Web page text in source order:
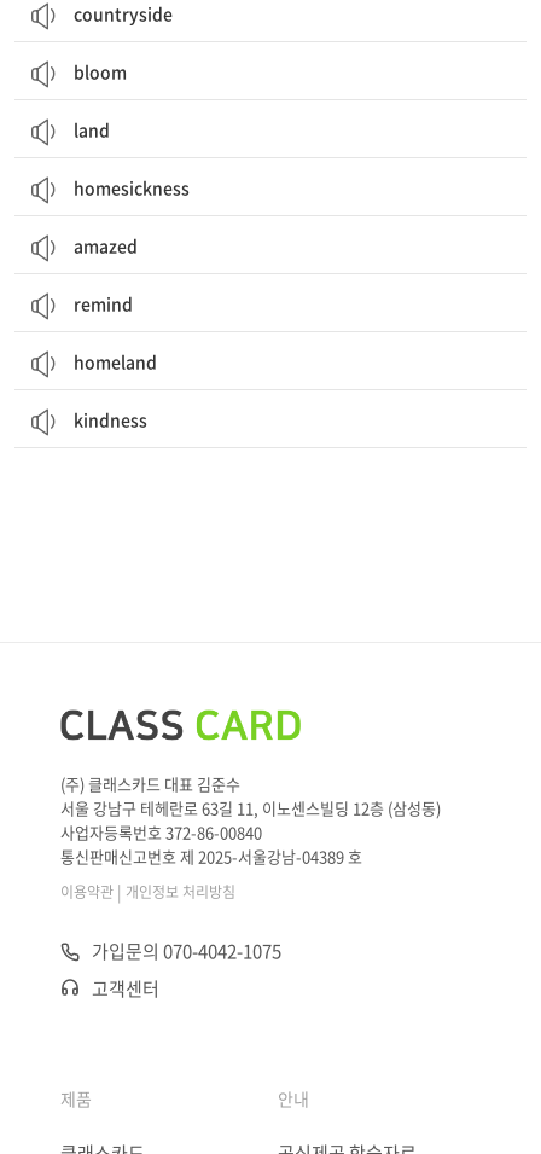
countryside
bloom
land
homesickness
amazed
remind
homeland
kindness
(주) 클래스카드 대표 김준수
서울 강남구 테헤란로 63길 11, 이노센스빌딩 12층 (삼성동)
사업자등록번호 372-86-00840
통신판매신고번호 제 2025-서울강남-04389 호
이용약관 | 개인정보 처리방침
가입문의 070-4042-1075
고객센터
제품 안내